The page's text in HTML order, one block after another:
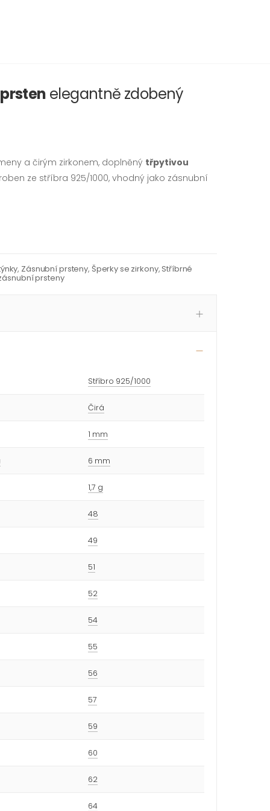
elegantně zdobený
a čirým zirkonem, doplněný třpytivou
ze stříbra 925/1000, vhodný jako zásnubní
, Zásnubní prsteny, Šperky se zirkony,Stříbrné
prsteny
Stříbro 925/1000
Čirá
1 mm
6 mm
1,7 g
48
49
51
52
54
55
56
57
59
60
62
64